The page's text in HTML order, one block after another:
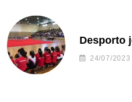
Desporto
24/07/2023